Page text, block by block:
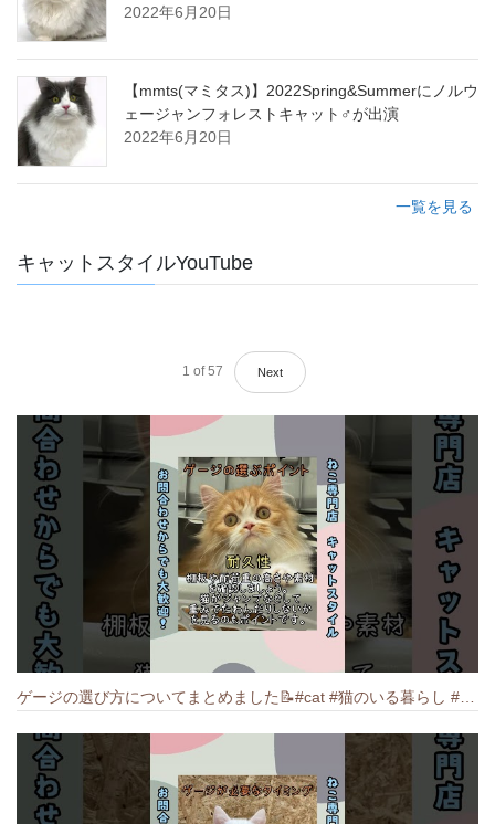
2022年6月20日
【mmts(マミタス)】2022Spring&Summerにノルウ
ェージャンフォレストキャット♂が出演
2022年6月20日
一覧を見る
キャットスタイルYouTube
1 of 57 Next